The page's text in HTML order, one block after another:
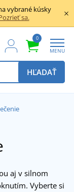
vybrané kúsky
sa.
0
MENU
HĽADAŤ
aj v silnom
Vyberte si